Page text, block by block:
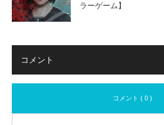
ラーゲーム】
コメント
コメント ( 0 )